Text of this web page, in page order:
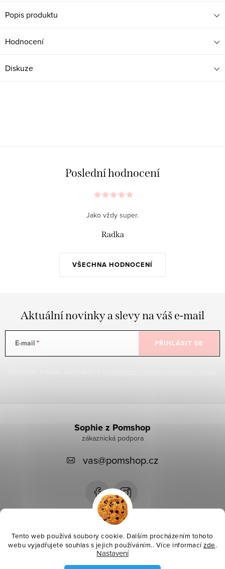
Tento web používá soubory cookie. Dalším procházením tohoto
webu vyjadřujete souhlas s jejich používáním.. Více informacízde.
Nastavení
Popis produktu
Hodnocení
Diskuze
Poslední hodnocení
VŠECHNA HODNOCENÍ
Jako vždy super.
Radka
Aktuální novinky a slevy na váš e-mail
E-mail PŘIHLÁSIT SE
Instagram
Sophie z Pomshop
vas@pomshop.cz